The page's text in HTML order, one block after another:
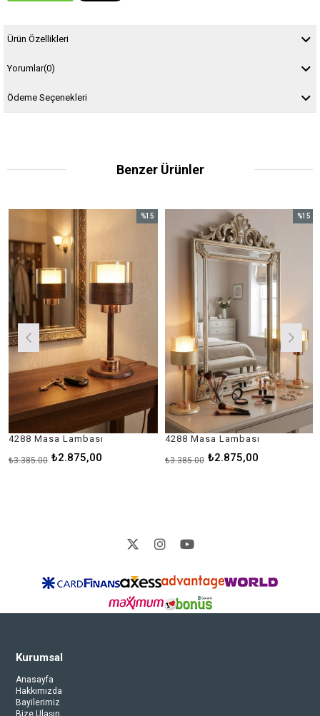
Ürün Özellikleri
Yorumlar(0)
Ödeme Seçenekleri
Benzer Ürünler
Masa Lambası
₺2.875,00
4288 Masa Lambası
₺2.875,00
₺3.385,00
Kurumsal
Anasayfa
Hakkımızda
Bayilerimiz
Bize Ulaşın